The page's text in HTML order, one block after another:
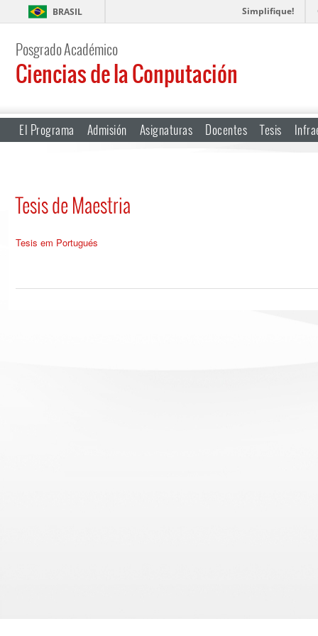
BRASIL Simplifique!
Posgrado Académico
Ciencias de la Conputación
El Programa Admisión Asignaturas Docentes Tesis
Tesis de Maestria
Tesis em Portugués